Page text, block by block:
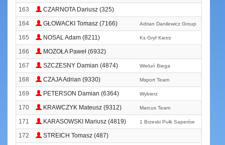
163
CZARNOTA Dariusz (325)
164
GŁOWACKI Tomasz (7166) Adrian Danilewicz Group
165 NOSAL Adam (8211) Ks Gryf Kietrz
166
MOZOŁA Paweł (6932)
167
SZCZESNY Damian (4874) Wieluń Biega
168 CZAJA Adrian (9330) Msport Team
169 PETERSON Damian (6364) Wybierz
170 KRAWCZYK Mateusz (9312) Marcus Team
171 KARASOWSKI Mariusz (4819) 1 Brzeski Pułk Saperów
172
STREICH Tomasz (487)